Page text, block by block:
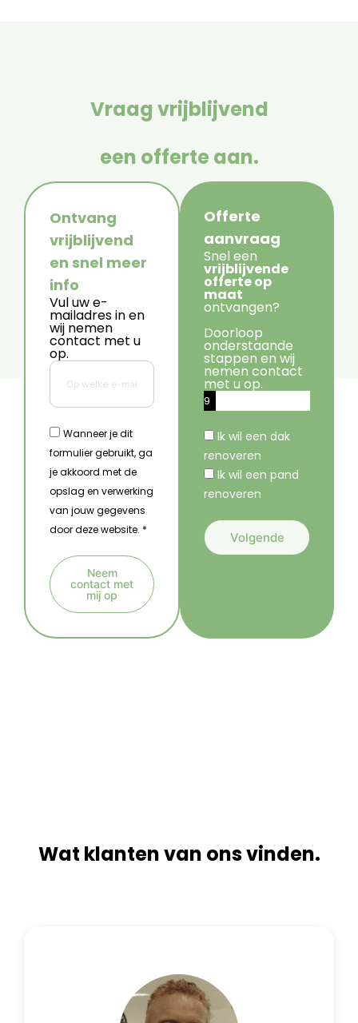
Vraag vrijblijvend
een offerte aan.
Ontvang
vrijblijvend
en snel meer
info
Vul uw e-
mailadres in en
wij nemen
contact met u
op.
Wanneer je dit
formulier gebruikt, ga
je akkoord met de
opslag en verwerking
van jouw gegevens
door deze website. *
Neem
contact met
mij op
l
Offerte
aanvraag
Snel een
vrijblijvende
offerte op
maat
ontvangen?
Doorloop
onderstaande
stappen en wij
nemen contact
met u op.
9
Ik wil een dak
renoveren
Ik wil een pand
renoveren
Volgende
r
Wat klanten van ons vinden.